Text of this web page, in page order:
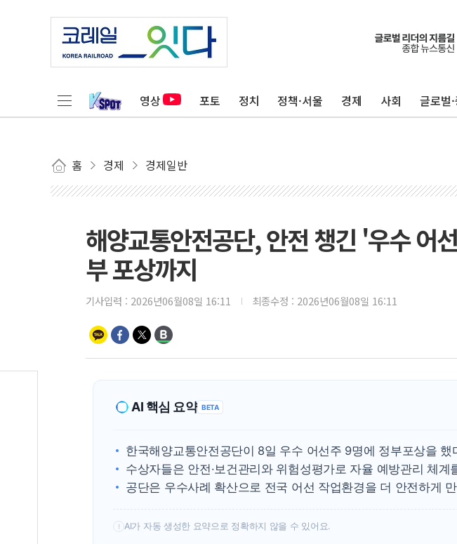
영상 포토 정치 정책·서울 경제 사회 글로벌
홈 경제 경제일반
해양교통안전공단, 안전 챙긴 '우수 어
부 포상까지
기사입력 : 2026년06월08일 16:11 최종수정 : 2026년06월08일 16:11
AI 핵심 요약 BETA
한국해양교통안전공단이 8일 우수 어선주 9명에 정부포상을 했
수상자들은 안전·보건관리와 위험성평가로 자율 예방관리 체계
공단은 우수사례 확산으로 전국 어선 작업환경을 더 안전하게
! AI가 자동 생성한 요약으로 정확하지 않을 수 있어요.